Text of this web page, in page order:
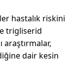
hastalık riskini
trigliserid
araştırmalar,
dair kesin